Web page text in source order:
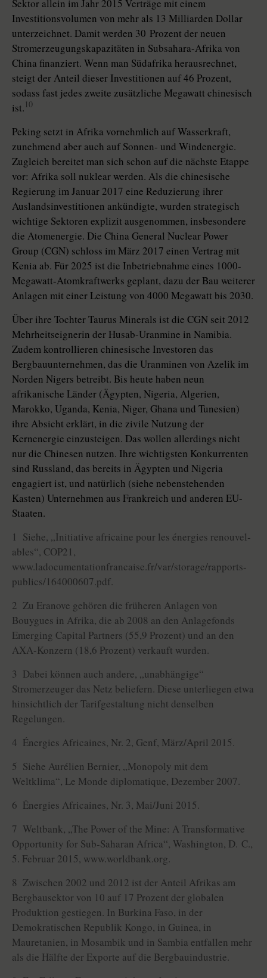
Sektor allein im Jahr 2015 Verträge mit einem
Investitionsvolumen von mehr als 13 Milliarden Dollar
unterzeichnet. Damit werden 30 Prozent der neuen
Stromerzeugungskapazitäten in Subsahara-Afrika von
China finanziert. Wenn man Südafrika herausrechnet,
steigt der Anteil dieser Investitionen auf 46 Prozent,
sodass fast jedes zweite zusätzliche Megawatt chinesisch
ist. 10
Peking setzt in Afrika vornehmlich auf Wasserkraft,
zunehmend aber auch auf Sonnen- und Windenergie.
Zugleich bereitet man sich schon auf die nächste Etappe
vor: Afrika soll nuklear werden. Als die chinesische
Regierung im Januar 2017 eine Reduzierung ihrer
Auslandsinvestitionen ankündigte, wurden strategisch
wichtige Sektoren explizit ausgenommen, insbesondere
die Atomenergie. Die China General Nuclear Power
Group (CGN) schloss im März 2017 einen Vertrag mit
Kenia ab. Für 2025 ist die Inbetriebnahme eines 1000-
Megawatt-Atomkraftwerks geplant, dazu der Bau weiterer
Anlagen mit einer Leistung von 4000 Megawatt bis 2030.
Über ihre Tochter Taurus Minerals ist die CGN seit 2012
Mehrheitseignerin der Husab-Uranmine in Namibia.
Zudem kontrollieren chinesische Investoren das
Bergbauunternehmen, das die Uranminen von Azelik im
Norden Nigers betreibt. Bis heute haben neun
afrikanische Länder (Ägypten, Nigeria, Algerien,
Marokko, Uganda, Kenia, Niger, Ghana und Tunesien)
ihre Absicht erklärt, in die zivile Nutzung der
Kernenergie einzusteigen. Das wollen allerdings nicht
nur die Chinesen nutzen. Ihre wichtigsten Konkurrenten
sind Russland, das bereits in Ägypten und Nigeria
engagiert ist, und natürlich (siehe nebenstehenden
Kasten) Unternehmen aus Frankreich und anderen EU-
Staaten.
1 Siehe, „Initiative africaine pour les énergies renouvel­
ables“, COP21,
www.ladocumentationfrancaise.fr/var/storage/rapports-
publics/164000607.pdf.
2 Zu Eranove gehören die früheren Anlagen von
Bouygues in Afrika, die ab 2008 an den Anlagefonds
Emerging Capital Partners (55,9 Prozent) und an den
AXA-Konzern (18,6 Prozent) verkauft wurden.
3 Dabei können auch andere, „unabhängige“
Stromerzeuger das Netz beliefern. Diese unterliegen etwa
hinsichtlich der Tarifgestaltung nicht denselben
Regelungen.
4 Énergies Africaines, Nr. 2, Genf, März/April 2015.
5 Siehe Aurélien Bernier, „Monopoly mit dem
Weltklima“, Le Monde diplomatique, Dezember 2007.
6 Énergies Africaines, Nr. 3, Mai/Juni 2015.
7 Weltbank, „The Power of the Mine: A Transformative
Opportunity for Sub-Saharan Africa“, Washington, D. C.,
5. Februar 2015, www.worldbank.org.
8 Zwischen 2002 und 2012 ist der Anteil Afrikas am
Bergbausektor von 10 auf 17 Prozent der globalen
Produktion gestiegen. In Burkina Faso, in der
Demokratischen Republik Kongo, in Guinea, in
Mauretanien, in Mosambik und in Sambia entfallen mehr
als die Hälfte der Exporte auf die Bergbauindustrie.